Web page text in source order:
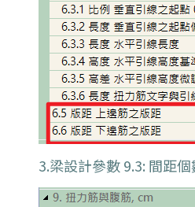
3.梁設計參數 9.3: 間距